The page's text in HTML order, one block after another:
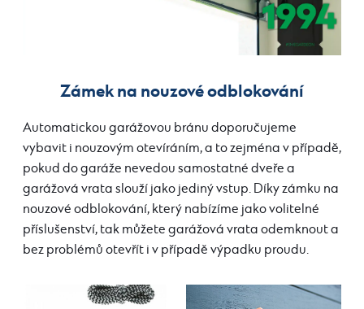
Zámek na nouzové odblokování
Automatickou garážovou bránu doporučujeme
vybavit i nouzovým otevíráním, a to zejména v případě,
pokud do garáže nevedou samostatné dveře a
garážová vrata slouží jako jediný vstup. Díky zámku na
nouzové odblokování, který nabízíme jako volitelné
příslušenství, tak můžete garážová vrata odemknout a
bez problémů otevřít i v případě výpadku proudu.